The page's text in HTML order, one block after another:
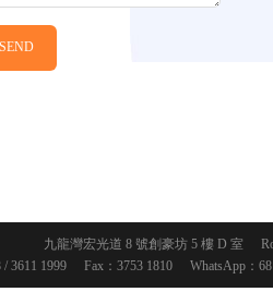
九龍灣宏光道 8 號創豪坊 5 樓 D 室
3611 1999
Fax：3753 1810 WhatsApp：